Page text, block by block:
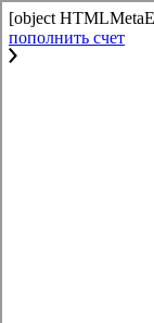
[object
пополнить счет